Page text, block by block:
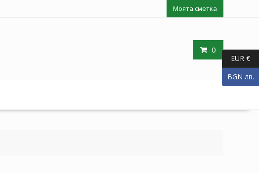
Моята сметка
0
EUR €
BGN лв.